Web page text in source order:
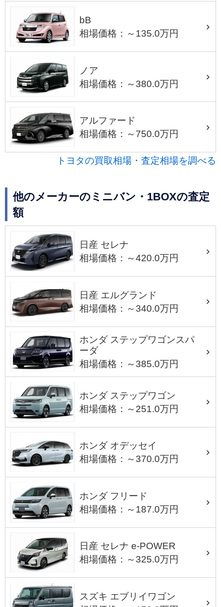
bB
相場価格：～135.0万円
ノア
相場価格：～380.0万円
アルファード
相場価格：～750.0万円
トヨタの買取相場・査定相場を調べる
他のメーカーのミニバン・1BOXの査定
額
日産 セレナ
相場価格：～420.0万円
日産 エルグランド
相場価格：～340.0万円
ホンダ ステップワゴンスパ
ーダ
相場価格：～385.0万円
ホンダ ステップワゴン
相場価格：～251.0万円
ホンダ オデッセイ
相場価格：～370.0万円
ホンダ フリード
相場価格：～187.0万円
日産 セレナ e-POWER
相場価格：～325.0万円
スズキ エブリイワゴン